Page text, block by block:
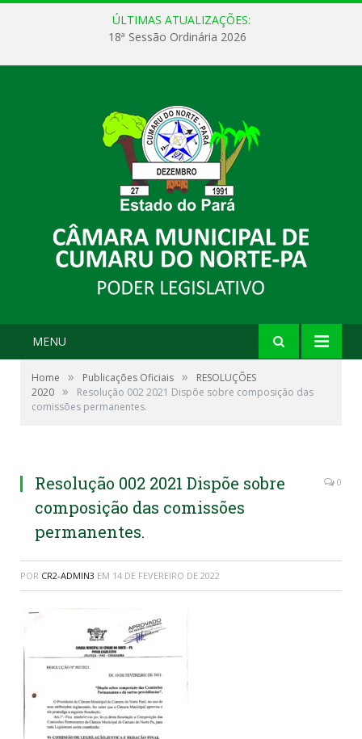
ÚLTIMAS ATUALIZAÇÕES:
18ª Sessão Ordinária 2026
MENU
Home » Publicações Oficiais »
RESOLUÇÕES
2020 »
Resolução 002 2021 Dispõe sobre composição das
comissões permanentes.
Resolução 002 2021 Dispõe sobre
composição das comissões
permanentes.
0
POR CR2-ADMIN3 EM 14 DE FEVEREIRO DE 2022